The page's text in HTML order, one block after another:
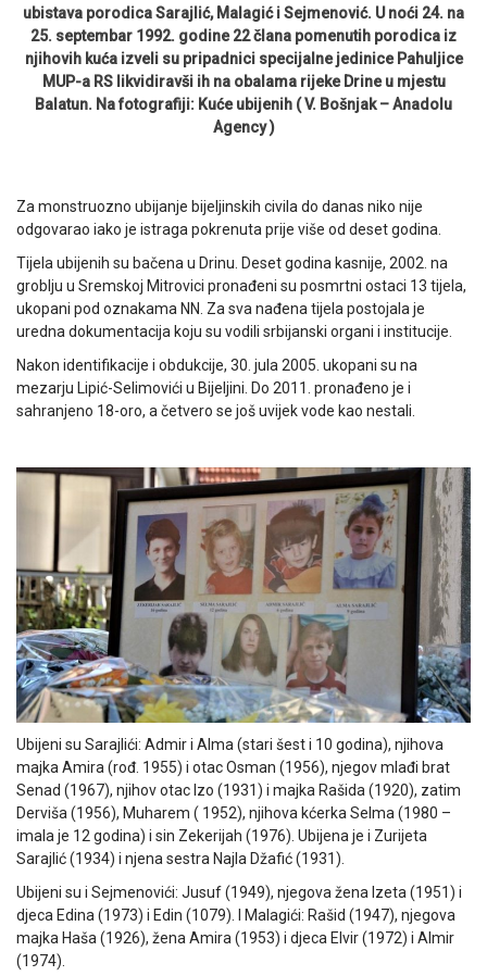
ubistava porodica Sarajlić, Malagić i Sejmenović. U noći 24. na
25. septembar 1992. godine 22 člana pomenutih porodica iz
njihovih kuća izveli su pripadnici specijalne jedinice Pahuljice
MUP-a RS likvidiravši ih na obalama rijeke Drine u mjestu
Balatun. Na fotografiji: Kuće ubijenih ( V. Bošnjak – Anadolu
Agency )
Za monstruozno ubijanje bijeljinskih civila do danas niko nije
odgovarao iako je istraga pokrenuta prije više od deset godina.
Tijela ubijenih su bačena u Drinu. Deset godina kasnije, 2002. na
groblju u Sremskoj Mitrovici pronađeni su posmrtni ostaci 13 tijela,
ukopani pod oznakama NN. Za sva nađena tijela postojala je
uredna dokumentacija koju su vodili srbijanski organi i institucije.
Nakon identifikacije i obdukcije, 30. jula 2005. ukopani su na
mezarju Lipić-Selimovići u Bijeljini. Do 2011. pronađeno je i
sahranjeno 18-oro, a četvero se još uvijek vode kao nestali.
Ubijeni su Sarajlići: Admir i Alma (stari šest i 10 godina), njihova
majka Amira (rođ. 1955) i otac Osman (1956), njegov mlađi brat
Senad (1967), njihov otac Izo (1931) i majka Rašida (1920), zatim
Derviša (1956), Muharem ( 1952), njihova kćerka Selma (1980 –
imala je 12 godina) i sin Zekerijah (1976). Ubijena je i Zurijeta
Sarajlić (1934) i njena sestra Najla Džafić (1931).
Ubijeni su i Sejmenovići: Jusuf (1949), njegova žena Izeta (1951) i
djeca Edina (1973) i Edin (1079). I Malagići: Rašid (1947), njegova
majka Haša (1926), žena Amira (1953) i djeca Elvir (1972) i Almir
(1974).